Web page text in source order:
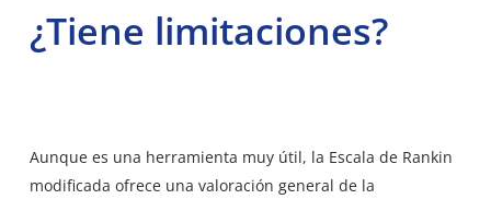
¿Tiene limitaciones?
Aunque es una herramienta muy útil, la Escala de Rankin
modificada ofrece una valoración general de la